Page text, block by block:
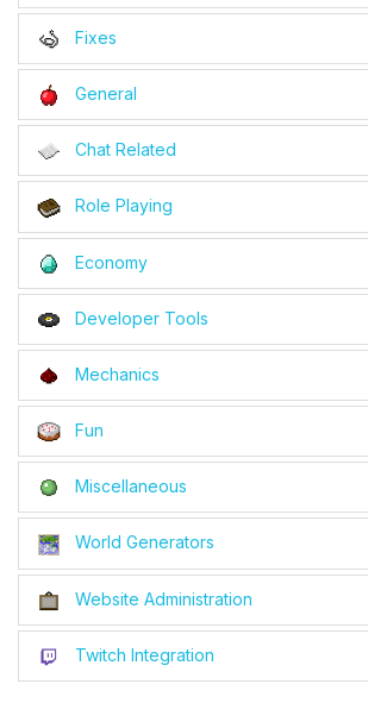
Fixes
General
Chat Related
Role Playing
Economy
Developer Tools
Mechanics
Fun
Miscellaneous
World Generators
Website Administration
Twitch Integration